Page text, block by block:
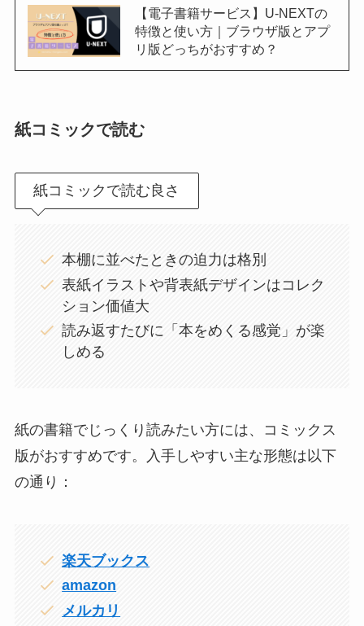
【電子書籍サービス】U-NEXTの
特徴と使い方｜ブラウザ版とアプ
リ版どっちがおすすめ？
紙コミックで読む
紙コミックで読む良さ
本棚に並べたときの迫力は格別
表紙イラストや背表紙デザインはコレク
ション価値大
読み返すたびに「本をめくる感覚」が楽
しめる
紙の書籍でじっくり読みたい方には、コミックス
版がおすすめです。入手しやすい主な形態は以下
の通り：
楽天ブックス
amazon
メルカリ